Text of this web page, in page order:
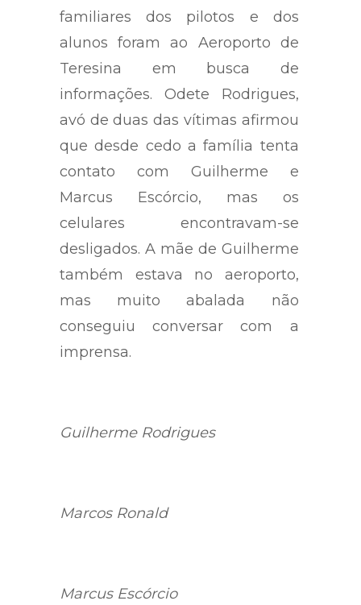
familiares dos pilotos e dos
alunos foram ao Aeroporto de
Teresina em busca de
informações. Odete Rodrigues,
avó de duas das vítimas afirmou
que desde cedo a família tenta
contato com Guilherme e
Marcus Escórcio, mas os
celulares encontravam-se
desligados. A mãe de Guilherme
também estava no aeroporto,
mas muito abalada não
conseguiu conversar com a
imprensa.
Guilherme Rodrigues
Marcos Ronald
Marcus Escórcio